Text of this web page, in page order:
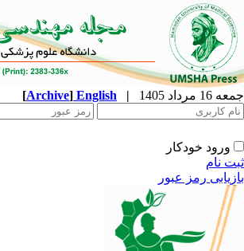
جمعه 16 مرداد 1405 |
English
[Archive]
ورود خودکار
ثبت نام
بازیابی رمز عبور